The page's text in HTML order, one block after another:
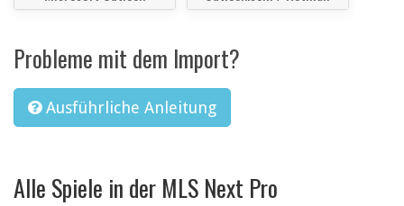
Probleme mit dem Import?
Ausführliche Anleitung
Alle Spiele in der MLS Next Pro